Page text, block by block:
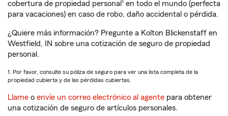
cobertura de propiedad personal
en todo el mundo (perfecta
para vacaciones) en caso de robo, daño accidental o pérdida.
¿Quiere más información? Pregunte a Kolton Blickenstaff en
Westfield, IN sobre una cotización de seguro de propiedad
personal.
1. Por favor, consulte su póliza de seguro para ver una lista completa de la
propiedad cubierta y de las pérdidas cubiertas.
Llame o envíe un correo electrónico al agente para obtener
una cotización de seguro de artículos personales.